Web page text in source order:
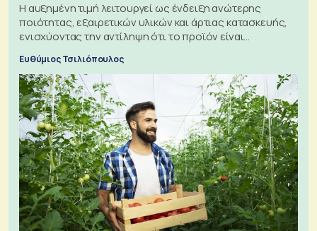
Η αυξημένη τιμή λειτουργεί ως ένδειξη ανώτερης
ποιότητας, εξαιρετικών υλικών και άρτιας κατασκευής,
ενισχύοντας την αντίληψη ότι το προϊόν είναι
ξεχωριστό
Ευθύμιος Τσιλιόπουλος